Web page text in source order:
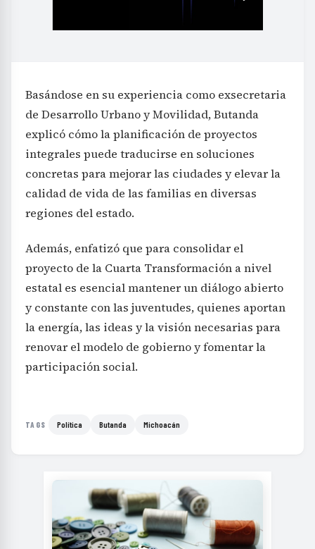
Basándose en su experiencia como exsecretaria
de Desarrollo Urbano y Movilidad, Butanda
explicó cómo la planificación de proyectos
integrales puede traducirse en soluciones
concretas para mejorar las ciudades y elevar la
calidad de vida de las familias en diversas
regiones del estado.
Además, enfatizó que para consolidar el
proyecto de la Cuarta Transformación a nivel
estatal es esencial mantener un diálogo abierto
y constante con las juventudes, quienes aportan
la energía, las ideas y la visión necesarias para
renovar el modelo de gobierno y fomentar la
participación social.
TAGS Política Butanda Michoacán